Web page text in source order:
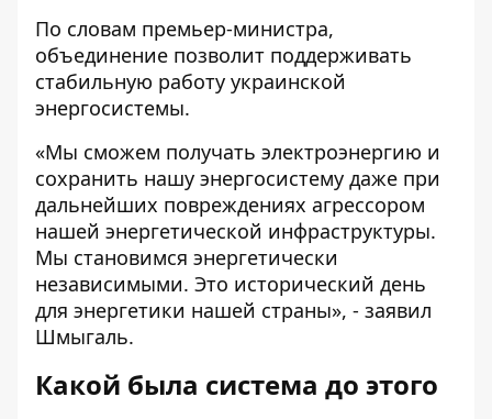
По словам премьер-министра,
объединение позволит поддерживать
стабильную работу украинской
энергосистемы.
«Мы сможем получать электроэнергию и
сохранить нашу энергосистему даже при
дальнейших повреждениях агрессором
нашей энергетической инфраструктуры.
Мы становимся энергетически
независимыми. Это исторический день
для энергетики нашей страны», - заявил
Шмыгаль.
Какой была система до этого